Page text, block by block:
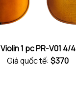
Violin 1 pc PR-V01 4/4
Giá quốc tế: $370